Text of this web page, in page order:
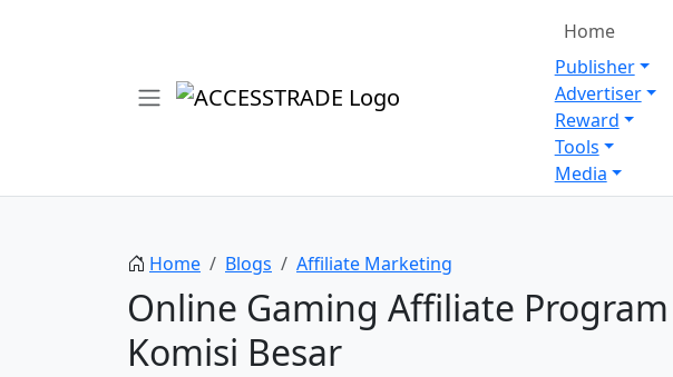
Home
Publisher
Advertiser
Reward
Tools
Media
Home Blogs Affiliate Marketing
Online Gaming Affiliate
Komisi Besar